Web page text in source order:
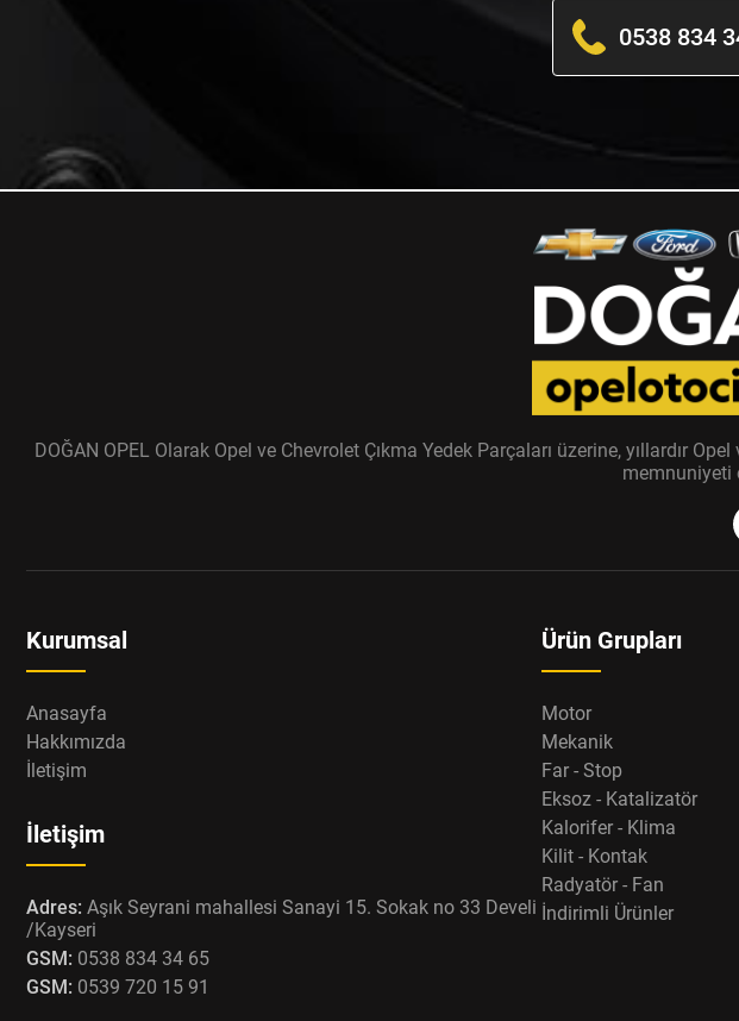
0538 834
DOĞAN OPEL Olarak Opel ve Chevrolet Çıkma Yedek Parçaları üzerine, yıllardır
memnuniyeti
Kurumsal
Anasayfa
Hakkımızda
İletişim
İletişim
Adres: Aşık Seyrani mahallesi Sanayi 15. Sokak no 33 Develi
/Kayseri
GSM: 0538 834 34 65
GSM: 0539 720 15 91
Ürün Grupları
Motor
Mekanik
Far - Stop
Eksoz - Katalizatör
Kalorifer - Klima
Kilit - Kontak
Radyatör - Fan
İndirimli Ürünler